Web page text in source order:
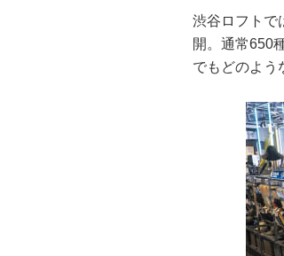
渋谷ロフトで
開。通常650
でもどのよう